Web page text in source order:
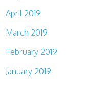
April 2019
March 2019
February 2019
January 2019